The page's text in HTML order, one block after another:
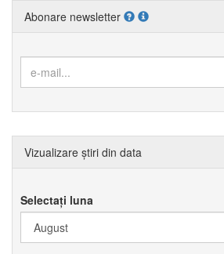
Abonare newsletter
Vizualizare știri din data
Selectați luna